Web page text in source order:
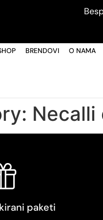
BRENDOVI O NAMA
Necalli
paketi